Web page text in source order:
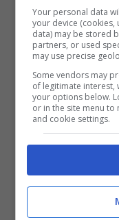
Your personal data
your device
data) may be stored
partners, or used
may use precise
Some vendors may
of legitimate interest,
your options below.
or in the site menu to
and cookie settings.